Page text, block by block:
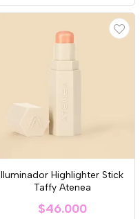
Iluminador Highlighter Stick
Taffy Atenea
$46.000